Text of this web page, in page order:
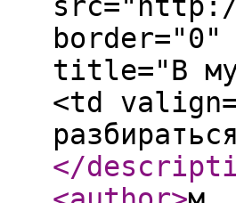
title="В
<td
</